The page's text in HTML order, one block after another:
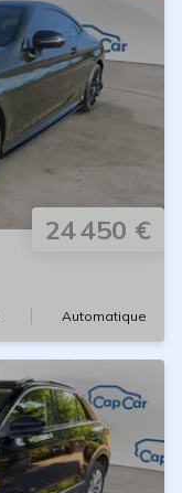
24 450 €
Automatique